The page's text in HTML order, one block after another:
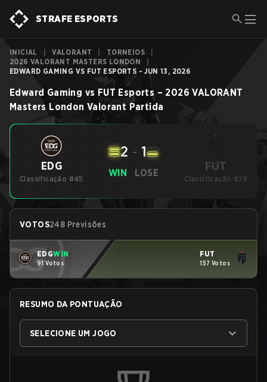
STRAFE ESPORTS
INICIAL VALORANT TORNEIOS
2026 VALORANT MASTERS LONDON
EDWARD GAMING VS FUT ESPORTS - JUN 13, 2026
Edward Gaming vs FUT Esports – 2026 VALORANT
Masters London Valorant Partida
EDG
Classificação #45
WIN
2 - 1
LOSE FUT
Classificação #28
VOTOS248 Previsões
EDGWIN
91 Votos
FUT
157 Votos
RESUMO DA PONTUAÇÃO
SELECIONE UM JOGO